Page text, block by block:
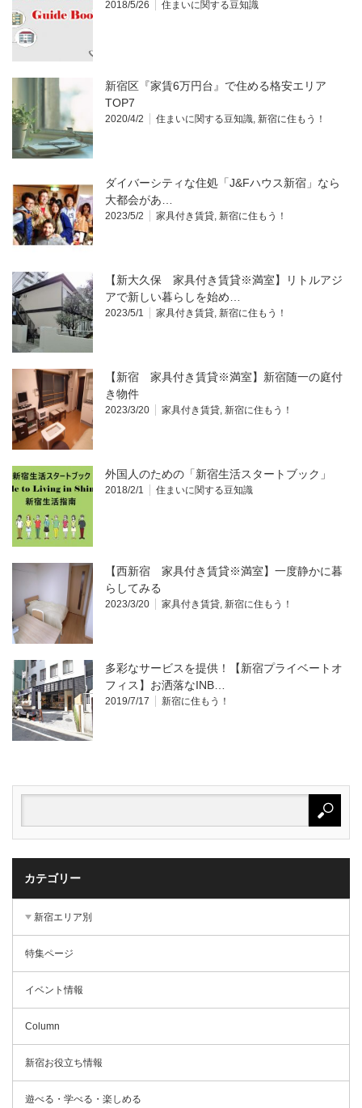
2018/5/26 住まいに関する豆知識
新宿区『家賃6万円台』で住める格安エリア
TOP7
2020/4/2 住まいに関する豆知識 新宿に住もう！
ダイバーシティな住処「J&Fハウス新宿」なら
大都会があ…
2023/5/2 家具付き賃貸 新宿に住もう！
【新大久保 家具付き賃貸※満室】リトルアジ
アで新しい暮らしを始め…
2023/5/1 家具付き賃貸 新宿に住もう！
【新宿 家具付き賃貸※満室】新宿随一の庭付
き物件
2023/3/20 家具付き賃貸 新宿に住もう！
外国人のための「新宿生活スタートブック」
2018/2/1 住まいに関する豆知識
【西新宿 家具付き賃貸※満室】一度静かに暮
らしてみる
2023/3/20 家具付き賃貸 新宿に住もう！
多彩なサービスを提供！【新宿プライベートオ
フィス】お洒落なINB…
2019/7/17 新宿に住もう！
カテゴリー
新宿エリア別
特集ページ
イベント情報
Column
新宿お役立ち情報
遊べる・学べる・楽しめる